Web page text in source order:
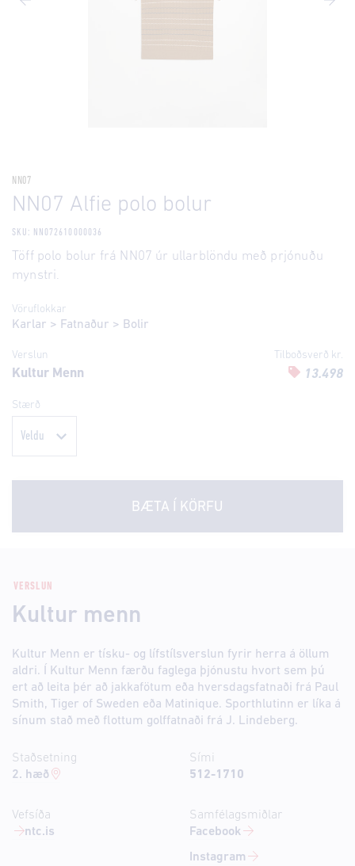
NN07
NN07 Alfie polo bolur
SKU: NN072610000036
Töff polo bolur frá NN07 úr ullarblöndu með prjónuðu
mynstri.
Vöruflokkar
Karlar > Fatnaður > Bolir
Verslun Tilboðsverð kr.
Kultur Menn 13.498
Stærð
BÆTA Í KÖRFU
VERSLUN
Kultur menn
Kultur Menn er tísku- og lífstílsverslun fyrir herra á öllum
aldri. Í Kultur Menn færðu faglega þjónustu hvort sem þú
ert að leita þér að jakkafötum eða hversdagsfatnaði frá Paul
Smith, Tiger of Sweden eða Matinique. Sporthlutinn er líka á
sínum stað með flottum golffatnaði frá J. Lindeberg.
Staðsetning
2. hæð
Vefsíða
ntc.is
Sími
512-1710
Samfélagsmiðlar
Facebook
Instagram